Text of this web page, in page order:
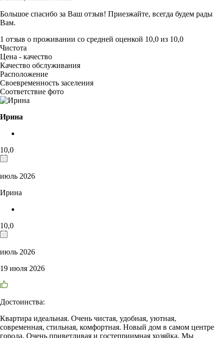
Большое спасибо за Ваш отзыв! Приезжайте, всегда будем рады
Вам.
1 отзыв о проживании со средней оценкой 10,0 из 10,0
Чистота
Цена - качество
Качество обслуживания
Расположение
Своевременность заселения
Соответствие фото
Ирина
10,0
июль 2026
Ирина
10,0
июль 2026
19 июля 2026
Достоинства:
Квартира идеальная. Очень чистая, удобная, уютная,
современная, стильная, комфортная. Новый дом в самом центре
города. Очень приветливая и гостеприимная хозяйка. Мы